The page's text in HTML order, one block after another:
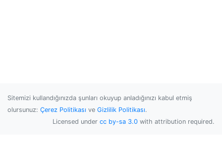
Sitemizi kullandığınızda şunları okuyup anladığınızı kabul etmiş
olursunuz: Çerez Politikası ve Gizlilik Politikası.
Licensed under cc by-sa 3.0 with attribution required.